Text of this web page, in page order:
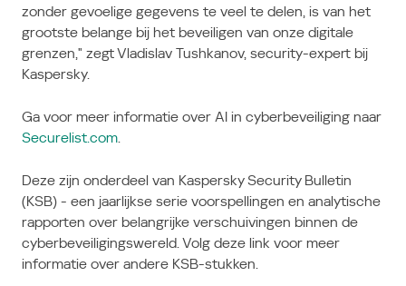
zonder gevoelige gegevens te veel te delen, is van het
grootste belange bij het beveiligen van onze digitale
grenzen," zegt Vladislav Tushkanov, security-expert bij
Kaspersky.
Ga voor meer informatie over AI in cyberbeveiliging naar
Securelist.com.
Deze zijn onderdeel van Kaspersky Security Bulletin
(KSB) - een jaarlijkse serie voorspellingen en analytische
rapporten over belangrijke verschuivingen binnen de
cyberbeveiligingswereld.Volg deze link voor meer
informatie over andere KSB-stukken.